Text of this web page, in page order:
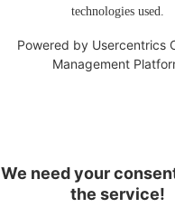
technologies used.
Powered by Usercentrics
Management
We need your
the service!